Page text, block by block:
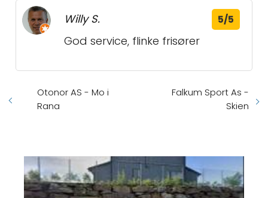
Willy S. 5/5
God service, flinke frisører
Otonor AS - Mo i
Rana
Falkum Sport As -
Skien